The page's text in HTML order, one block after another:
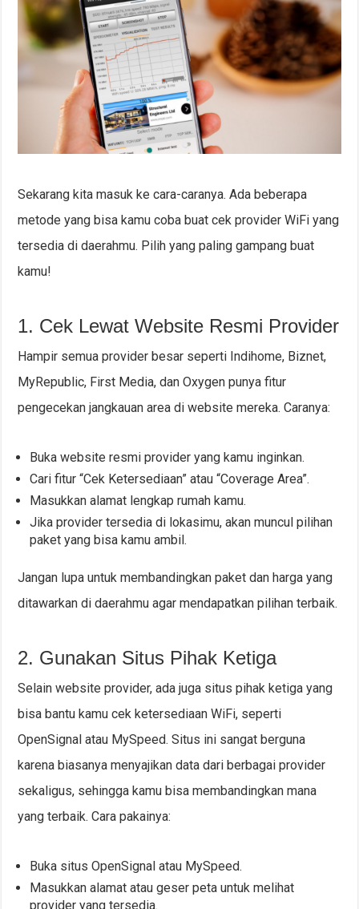
Sekarang kita masuk ke cara-caranya. Ada beberapa
metode yang bisa kamu coba buat cek provider WiFi yang
tersedia di daerahmu. Pilih yang paling gampang buat
kamu!
1. Cek Lewat Website Resmi Provider
Hampir semua provider besar seperti Indihome, Biznet,
MyRepublic, First Media, dan Oxygen punya fitur
pengecekan jangkauan area di website mereka. Caranya:
Buka website resmi provider yang kamu inginkan.
Cari fitur “Cek Ketersediaan” atau “Coverage Area”.
Masukkan alamat lengkap rumah kamu.
Jika provider tersedia di lokasimu, akan muncul pilihan
paket yang bisa kamu ambil.
Jangan lupa untuk membandingkan paket dan harga yang
ditawarkan di daerahmu agar mendapatkan pilihan terbaik.
2. Gunakan Situs Pihak Ketiga
Selain website provider, ada juga situs pihak ketiga yang
bisa bantu kamu cek ketersediaan WiFi, seperti
OpenSignal atau MySpeed. Situs ini sangat berguna
karena biasanya menyajikan data dari berbagai provider
sekaligus, sehingga kamu bisa membandingkan mana
yang terbaik. Cara pakainya:
Buka situs OpenSignal atau MySpeed.
Masukkan alamat atau geser peta untuk melihat
provider yang tersedia.